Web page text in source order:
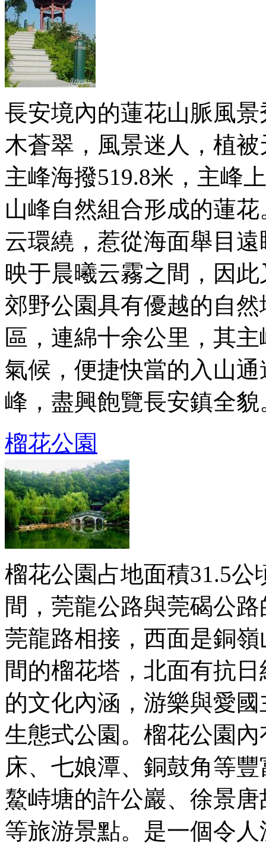
長安境內的蓮花山脈風
木蒼翠，風景迷人，植
主峰海撥519.8米，主峰
山峰自然組合形成的蓮
云環繞，惹從海面舉目
映于晨曦云霧之間，因
郊野公園具有優越的自
區，連綿十余公里，其
氣候，便捷快當的入山
峰，盡興飽覽長安鎮全
榴花公園
榴花公園占地面積31.5
間，莞龍公路與莞碣公
莞龍路相接，西面是銅
間的榴花塔，北面有抗
的文化內涵，游樂與愛
生態式公園。榴花公園
床、七娘潭、銅鼓角等
鰲峙塘的許公巖、徐景
等旅游景點。是一個令